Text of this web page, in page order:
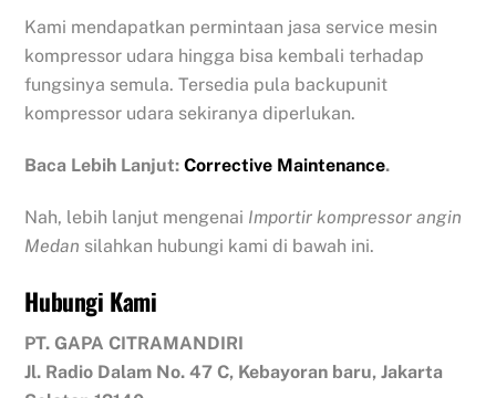
Kami mendapatkan permintaan jasa service mesin
kompressor udara hingga bisa kembali terhadap
fungsinya semula. Tersedia pula backupunit
kompressor udara sekiranya diperlukan.
Baca Lebih Lanjut:Corrective Maintenance.
Nah, lebih lanjut mengenai Importir kompressor angin
Medan silahkan hubungi kami di bawah ini.
Hubungi Kami
PT. GAPA CITRAMANDIRI
Jl. Radio Dalam No. 47 C, Kebayoran baru, Jakarta